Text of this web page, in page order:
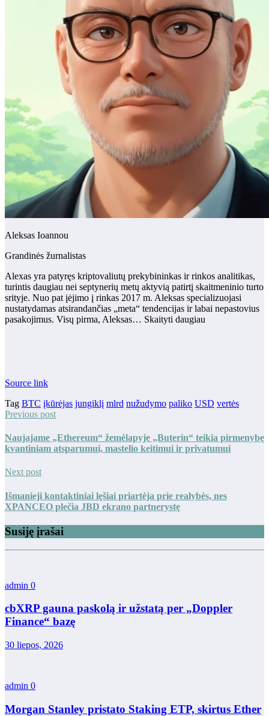
Aleksas Ioannou
Grandinės žurnalistas
Alexas yra patyręs kriptovaliutų prekybininkas ir rinkos analitikas,
turintis daugiau nei septynerių metų aktyvią patirtį skaitmeninio turto
srityje. Nuo pat įėjimo į rinkas 2017 m. Aleksas specializuojasi
nustatydamas atsirandančias „meta“ tendencijas ir labai nepastovius
pasakojimus. Visų pirma, Aleksas… Skaityti daugiau
Source link
Tag BTC įkūrėjas jungiklį mlrd nužudymo paliko USD vertės
Previous post
Naujajame „Ethereum“ žemėlapyje „Buterin“ teikia pirmenybę
kvantiniam atsparumui, mastelio keitimui ir privatumui
Next post
Išmanieji kontaktiniai lęšiai priartėja prie realybės, nes
XPANCEO plečia JBD ekrano partnerystę
Susiję įrašai
admin 0
cbXRP gauna paskolą ir užstatą per „Doppler
Finance“ bazę
30 liepos, 2026
admin 0
Morgan Stanley pristato Staking ETP, skirtus Ether